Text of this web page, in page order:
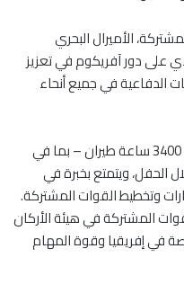
الأميرال البحري
على دور آفريكوم في تعزيز
الدفاعية في جميع أنحاء
وتولى أندرسون، وهو طيار لديه أكثر من 3400 ساعة طيران – بما في
الحفل، ويتمتع بخبرة في
وتخطيط القوات المشتركة.
المشتركة في هيئة الأركان
في إفريقيا وقوة المهام